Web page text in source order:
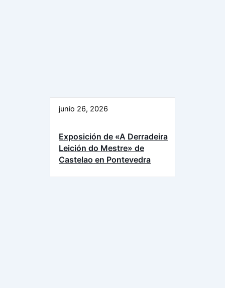
junio 26, 2026
Exposición de «A Derradeira
Leición do Mestre» de
Castelao en Pontevedra